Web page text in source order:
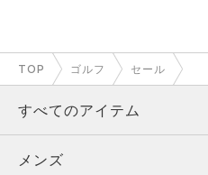
TOP ゴルフ セール
すべてのアイテム
メンズ
メンズ